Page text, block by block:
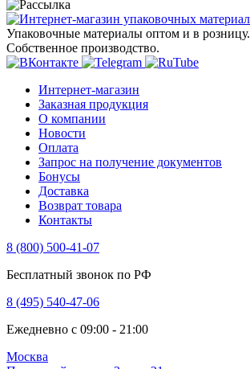
Упаковочные материалы оптом и в розницу.
Собственное производство.
Интернет-магазин
Заказная продукция
О компании
Новости
Оплата
Запрос на получение документов
Бонусы
Доставка
Возврат товара
Контакты
8 (800) 500-41-07
Бесплатный звонок по РФ
8 (495) 540-47-06
Ежедневно с 09:00 - 21:00
Москва